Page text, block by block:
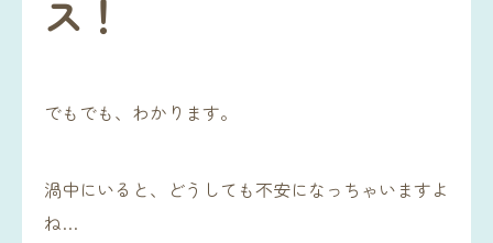
ス！
でもでも、わかります。
渦中にいると、どうしても不安になっちゃいますよ
ね…